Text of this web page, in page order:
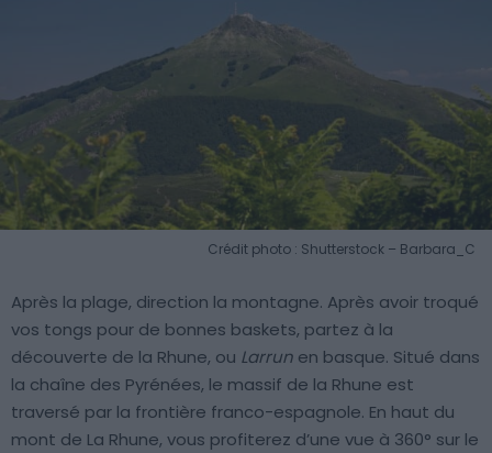
Crédit photo : Shutterstock – Barbara_C
Après la plage, direction la montagne. Après avoir troqué
vos tongs pour de bonnes baskets, partez à la
découverte de la Rhune, ou Larrun en basque. Situé dans
la chaîne des Pyrénées, le massif de la Rhune est
traversé par la frontière franco-espagnole. En haut du
mont de La Rhune, vous profiterez d’une vue à 360° sur le